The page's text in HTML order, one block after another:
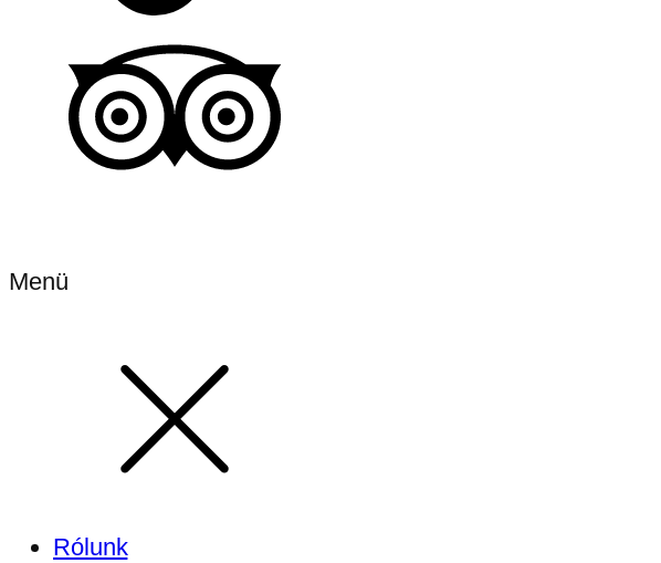
Menü
Rólunk